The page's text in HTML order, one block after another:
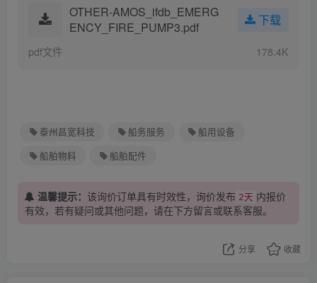
OTHER-AMOS_ifdb_EMERG
ENCY_FIRE_PUMP3.pdf
下载
pdf文件 178.4K
泰州昌宽科技 船务服务
船用设备
船舶物料
船舶配件
温馨提示： 该询价订单具有时效性，询价发布 2天 内报价
有效，若有疑问或其他问题，请在下方留言或联系客服。
分享 收藏